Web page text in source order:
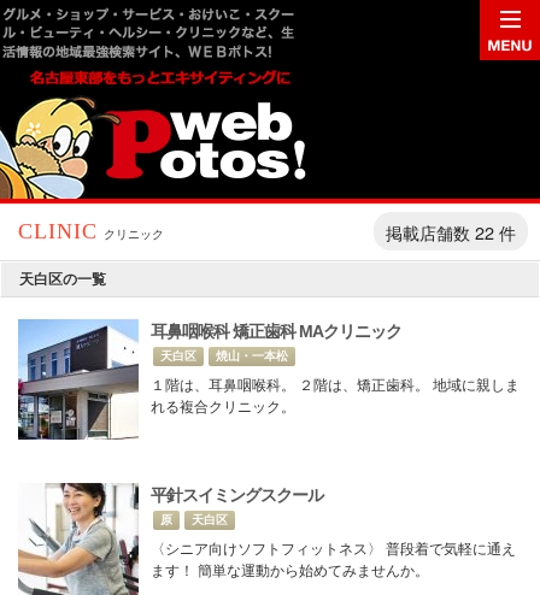
CLINIC クリニック 掲載店舗数 22 件
天白区の一覧
耳鼻咽喉科 矯正歯科 MAクリニック
天白区 焼山・一本松
１階は、耳鼻咽喉科。 ２階は、矯正歯科。 地域に親しま
れる複合クリニック。
平針スイミングスクール
原 天白区
〈シニア向けソフトフィットネス〉 普段着で気軽に通え
ます！ 簡単な運動から始めてみませんか。